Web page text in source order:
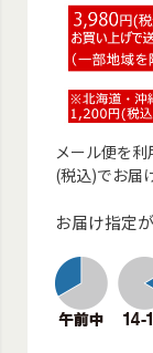
メール便を
(税込)でお届
お届け指定